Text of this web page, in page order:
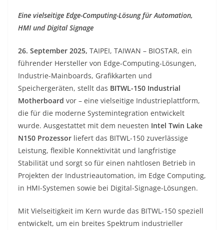
Eine vielseitige Edge-Computing-Lösung für Automation,
HMI und Digital Signage
26. September 2025, TAIPEI, TAIWAN – BIOSTAR, ein
führender Hersteller von Edge-Computing-Lösungen,
Industrie-Mainboards, Grafikkarten und
Speichergeräten, stellt das BITWL-150 Industrial
Motherboard vor – eine vielseitige Industrieplattform,
die für die moderne Systemintegration entwickelt
wurde. Ausgestattet mit dem neuesten Intel Twin Lake
N150 Prozessor liefert das BITWL-150 zuverlässige
Leistung, flexible Konnektivität und langfristige
Stabilität und sorgt so für einen nahtlosen Betrieb in
Projekten der Industrieautomation, im Edge Computing,
in HMI-Systemen sowie bei Digital-Signage-Lösungen.
Mit Vielseitigkeit im Kern wurde das BITWL-150 speziell
entwickelt, um ein breites Spektrum industrieller